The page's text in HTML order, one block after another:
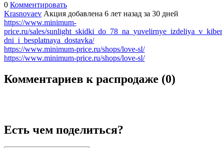
0 Комментировать
Krasnovaev Акция добавлена 6 лет назад за 30 дней
https://www.minimum-
price.ru/sales/
dni_i_besplatnaya_dostavka/
https://www.minimum-price.ru/shops/love-sl/
https://www.minimum-price.ru/shops/love-sl/
Комментариев к распродаже (0)
Есть чем поделиться?